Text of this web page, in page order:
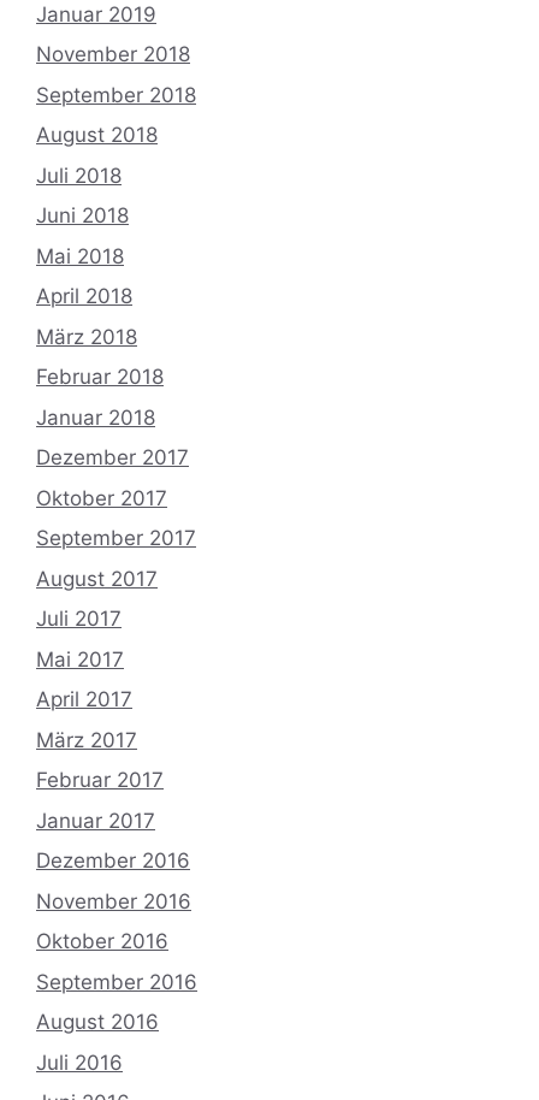
Januar 2019
November 2018
September 2018
August 2018
Juli 2018
Juni 2018
Mai 2018
April 2018
März 2018
Februar 2018
Januar 2018
Dezember 2017
Oktober 2017
September 2017
August 2017
Juli 2017
Mai 2017
April 2017
März 2017
Februar 2017
Januar 2017
Dezember 2016
November 2016
Oktober 2016
September 2016
August 2016
Juli 2016